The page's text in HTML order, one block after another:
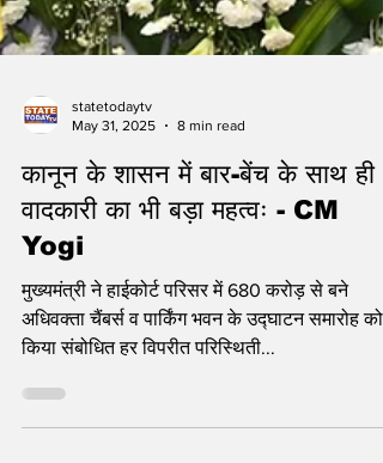
May 31, 2025
8 min read
कानून के शासन में बार-बेंच के साथ ही
वादकारी का भी बड़ा महत्वः - CM
Yogi
मुख्यमंत्री ने हाईकोर्ट परिसर में 680 करोड़ से बने
अधिवक्ता चैंबर्स व पार्किंग भवन के उद्घाटन समारोह को